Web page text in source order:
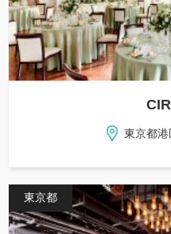
東京都
東京都